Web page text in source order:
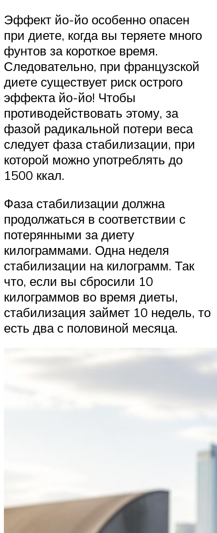
Эффект йо-йо особенно опасен
при диете, когда вы теряете много
фунтов за короткое время.
Следовательно, при французской
диете существует риск острого
эффекта йо-йо! Чтобы
противодействовать этому, за
фазой радикальной потери веса
следует фаза стабилизации, при
которой можно употреблять до
1500 ккал.
Фаза стабилизации должна
продолжаться в соответствии с
потерянными за диету
килограммами. Одна неделя
стабилизации на килограмм. Так
что, если вы сбросили 10
килограммов во время диеты,
стабилизация займет 10 недель, то
есть два с половиной месяца.